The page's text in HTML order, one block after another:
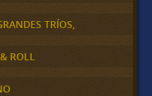
TRÍOS,
ROLL